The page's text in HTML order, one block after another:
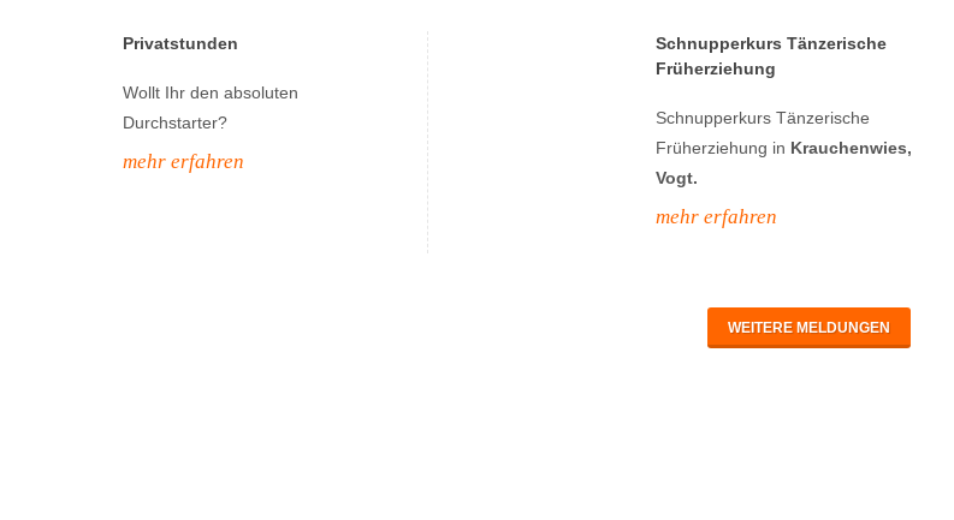
Privatstunden
Wollt Ihr den absoluten
Durchstarter?
mehr erfahren
Schnupperkurs Tänzerische
Früherziehung
Schnupperkurs Tänzerische
Früherziehung in Krauchenwies,
Vogt.
mehr erfahren
WEITERE MELDUNGEN